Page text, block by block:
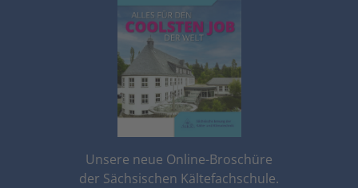
Unsere neue Online-Broschüre
der Sächsischen Kältefachschule.